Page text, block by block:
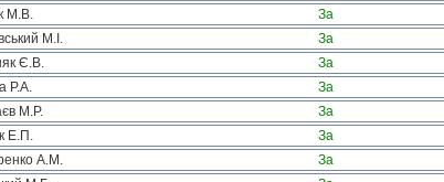
М.В.
За
М.І.
За
Є.В.
За
Р.А.
За
М.Р.
За
Е.П.
За
А.М.
За